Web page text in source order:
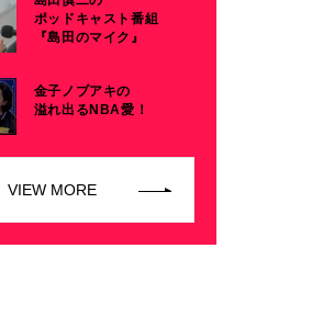
ポッドキャスト番組
『島田のマイク』
金子ノブアキの
溢れ出るNBA愛！
VIEW MORE